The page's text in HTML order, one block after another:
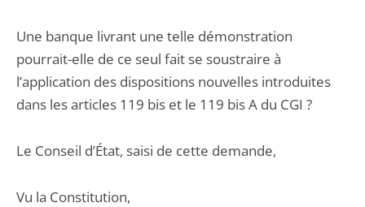
Une banque livrant une telle démonstration
pourrait-elle de ce seul fait se soustraire à
l’application des dispositions nouvelles introduites
dans les articles 119 bis et le 119 bis A du CGI ?
Le Conseil d’État, saisi de cette demande,
Vu la Constitution,